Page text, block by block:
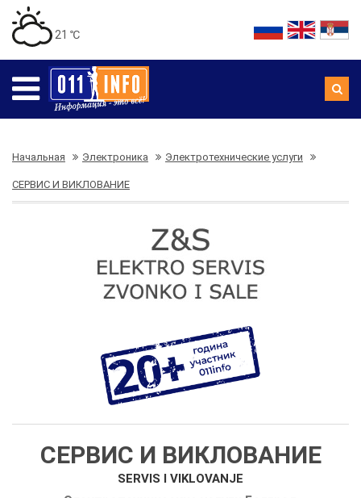
21 ℃
Начальная Электроника Электротехнические услуги
СЕРВИС И ВИКЛОВАНИЕ
СЕРВИС И ВИКЛОВАНИЕ
SERVIS I VIKLOVANJE